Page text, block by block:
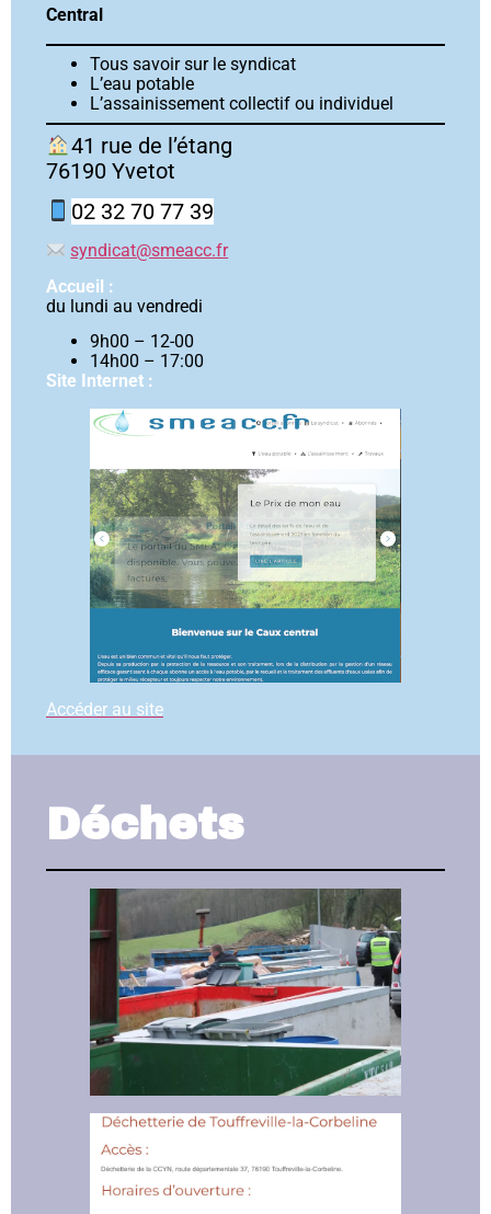
Central
Tous savoir sur le syndicat
L’eau potable
L’assainissement collectif ou individuel
41 rue de l’étang
76190 Yvetot
02 32 70 77 39
syndicat@smeacc.fr
Accueil :
du lundi au vendredi
9h00 – 12-00
14h00 – 17:00
Site Internet :
Accéder au site
Déchets